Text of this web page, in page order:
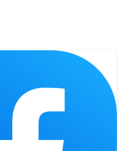
Jakuba Apostoła 2020